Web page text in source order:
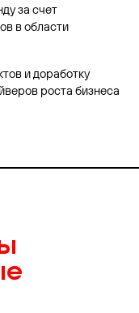
за счет
в области
и доработку
роста бизнеса